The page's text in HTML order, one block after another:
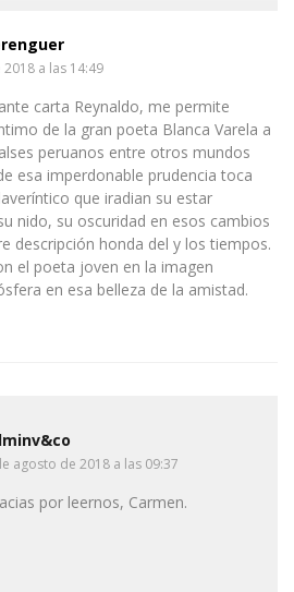
a las 14:49
carta Reynaldo, me permite
de la gran poeta Blanca Varela a
peruanos entre otros mundos
esa imperdonable prudencia toca
que iradian su estar
nido, su oscuridad en esos cambios
descripción honda del y los tiempos.
el poeta joven en la imagen
en esa belleza de la amistad.
agosto de 2018 a las 09:37
por leernos, Carmen.